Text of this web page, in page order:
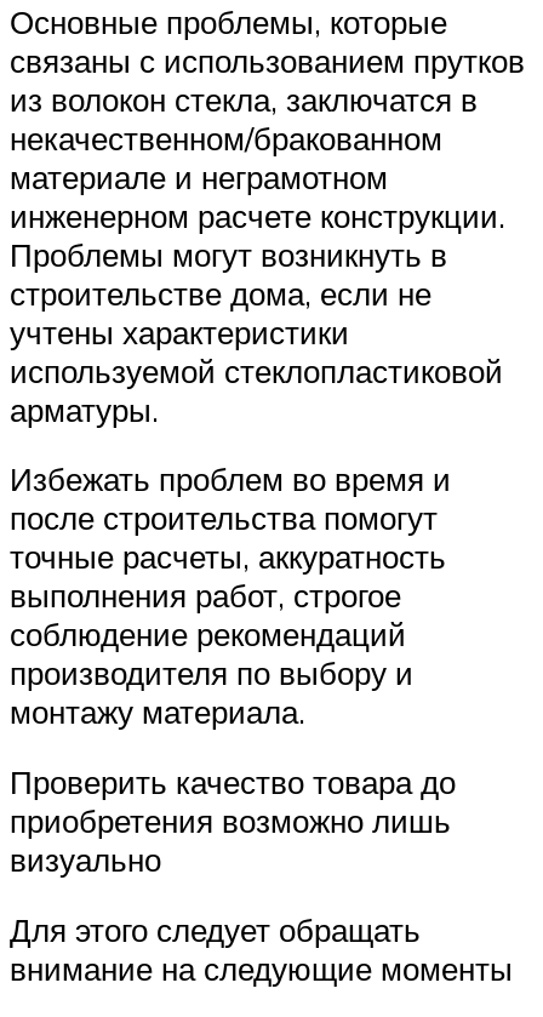
Основные проблемы, которые
связаны с использованием прутков
из волокон стекла, заключатся в
некачественном/бракованном
материале и неграмотном
инженерном расчете конструкции.
Проблемы могут возникнуть в
строительстве дома, если не
учтены характеристики
используемой стеклопластиковой
арматуры.
Избежать проблем во время и
после строительства помогут
точные расчеты, аккуратность
выполнения работ, строгое
соблюдение рекомендаций
производителя по выбору и
монтажу материала.
Проверить качество товара до
приобретения возможно лишь
визуально
Для этого следует обращать
внимание на следующие моменты